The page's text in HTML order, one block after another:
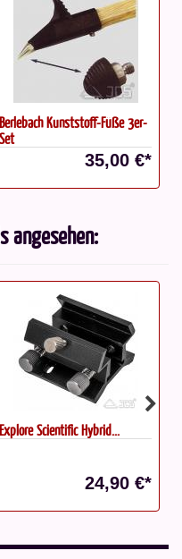
Berlebach Kunststoff-Füße 3er-
Set
35,00 €*
angesehen:
PrimaLuceLab Losmandy